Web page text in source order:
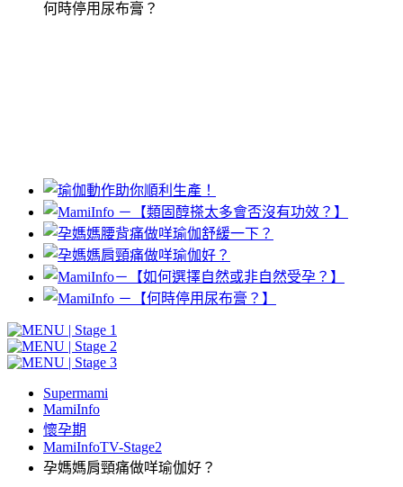
何時停用尿布膏？
Supermami
MamiInfo
懷孕期
MamiInfoTV-Stage2
孕媽媽肩頸痛做咩瑜伽好？